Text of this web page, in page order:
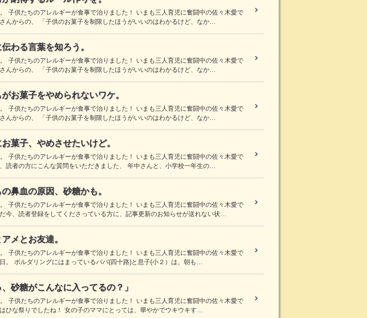
子供たちのアレルギーが食事で治りました！ いまも三人育児に奮闘中の佐々木愛で
んからの、 「子供のお菓子を制限したほうがいいのはわかるけど、なか…
わる言葉を知ろう。
子供たちのアレルギーが食事で治りました！ いまも三人育児に奮闘中の佐々木愛で
んからの、 「子供のお菓子を制限したほうがいいのはわかるけど、なか…
お菓子をやめられないワケ。
子供たちのアレルギーが食事で治りました！ いまも三人育児に奮闘中の佐々木愛で
んからの、 「子供のお菓子を制限したほうがいいのはわかるけど、なか…
菓子、やめさせたいけど。
子供たちのアレルギーが食事で治りました！ いまも三人育児に奮闘中の佐々木愛で
読者の方にこんな質問をいただきました、 年中さんと、小学校一年生の…
鼻血の原因、砂糖かも。
子供たちのアレルギーが食事で治りました！ いまも三人育児に奮闘中の佐々木愛で
今、読者登録をしてくださっている方に、記事更新のお知らせが送れない状…
メとお友達。
子供たちのアレルギーが食事で治りました！ いまも三人育児に奮闘中の佐々木愛で
。 ボルダリングにはまっているパパ(四十路)と息子(小２）は、朝も…
、砂糖がこんなに入ってるの？」
子供たちのアレルギーが食事で治りました！ いまも三人育児に奮闘中の佐々木愛で
ひな祭りでしたね！ 女の子のママにとっては、華やかでウキウキす…